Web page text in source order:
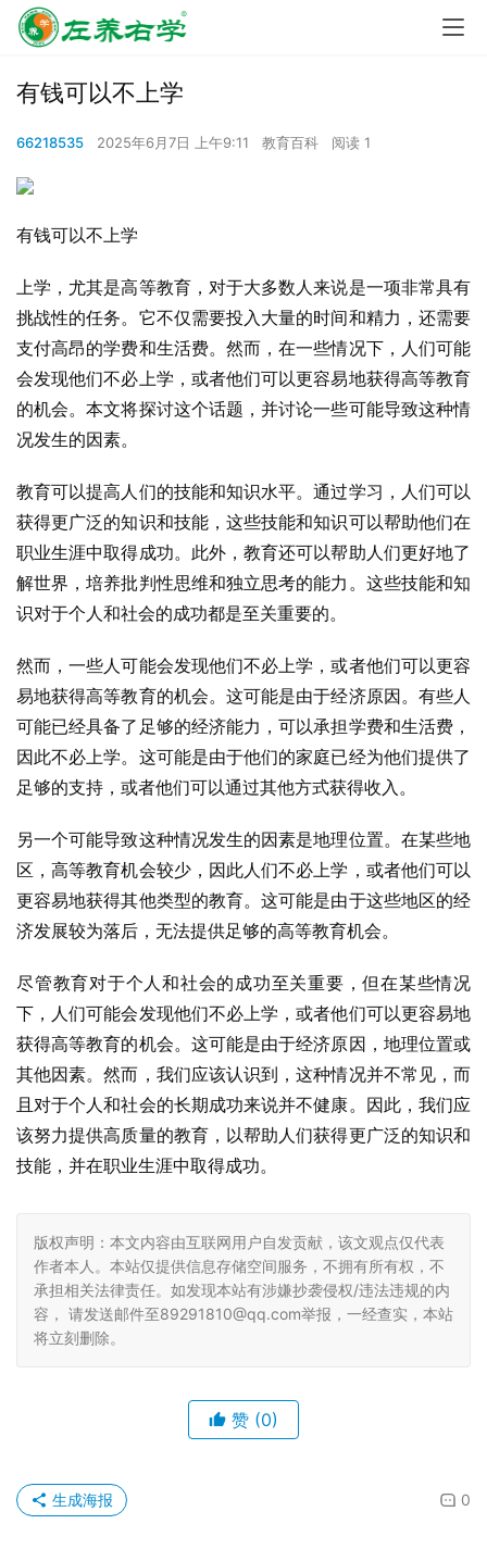
有钱可以不上学
66218535 2025年6月7日 上午9:11 教育百科 阅读 1
有钱可以不上学
上学，尤其是高等教育，对于大多数人来说是一项非常具有
挑战性的任务。它不仅需要投入大量的时间和精力，还需要
支付高昂的学费和生活费。然而，在一些情况下，人们可能
会发现他们不必上学，或者他们可以更容易地获得高等教育
的机会。本文将探讨这个话题，并讨论一些可能导致这种情
况发生的因素。
教育可以提高人们的技能和知识水平。通过学习，人们可以
获得更广泛的知识和技能，这些技能和知识可以帮助他们在
职业生涯中取得成功。此外，教育还可以帮助人们更好地了
解世界，培养批判性思维和独立思考的能力。这些技能和知
识对于个人和社会的成功都是至关重要的。
然而，一些人可能会发现他们不必上学，或者他们可以更容
易地获得高等教育的机会。这可能是由于经济原因。有些人
可能已经具备了足够的经济能力，可以承担学费和生活费，
因此不必上学。这可能是由于他们的家庭已经为他们提供了
足够的支持，或者他们可以通过其他方式获得收入。
另一个可能导致这种情况发生的因素是地理位置。在某些地
区，高等教育机会较少，因此人们不必上学，或者他们可以
更容易地获得其他类型的教育。这可能是由于这些地区的经
济发展较为落后，无法提供足够的高等教育机会。
尽管教育对于个人和社会的成功至关重要，但在某些情况
下，人们可能会发现他们不必上学，或者他们可以更容易地
获得高等教育的机会。这可能是由于经济原因，地理位置或
其他因素。然而，我们应该认识到，这种情况并不常见，而
且对于个人和社会的长期成功来说并不健康。因此，我们应
该努力提供高质量的教育，以帮助人们获得更广泛的知识和
技能，并在职业生涯中取得成功。
版权声明：本文内容由互联网用户自发贡献，该文观点仅代表
作者本人。本站仅提供信息存储空间服务，不拥有所有权，不
承担相关法律责任。如发现本站有涉嫌抄袭侵权/违法违规的内
容， 请发送邮件至89291810@qq.com举报，一经查实，本站
将立刻删除。
赞 (0)
0
生成海报